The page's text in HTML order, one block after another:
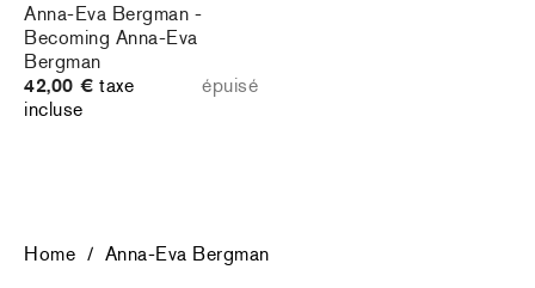
Anna-Eva Bergman -
Becoming Anna-Eva
Bergman
42,00 € taxe
incluse
épuisé
Home / Anna-Eva Bergman